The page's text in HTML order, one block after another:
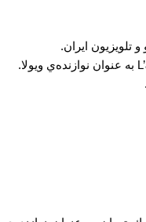
تلويزيون ايران.